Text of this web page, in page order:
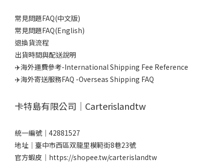
常見問題FAQ(中文版)
常見問題FAQ(English)
退換貨流程
出貨時間與配送說明
✈️海外運費參考-International Shipping Fee Reference
✈️海外寄送服務FAQ -Overseas Shipping FAQ
卡特島有限公司｜Carterislandtw
統一編號｜42881527
地址｜臺中市西區双龍里模範街8巷23號
官方蝦皮｜ https://shopee.tw/carterislandtw